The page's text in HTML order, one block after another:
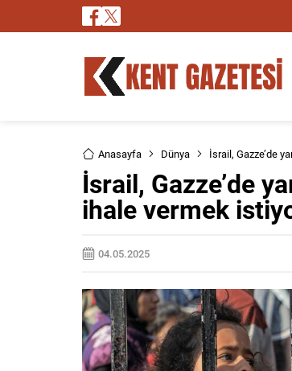
Anasayfa Dünya İsrail, Gazze’de
İsrail, Gazze’de
ihale vermek
04.05.2025